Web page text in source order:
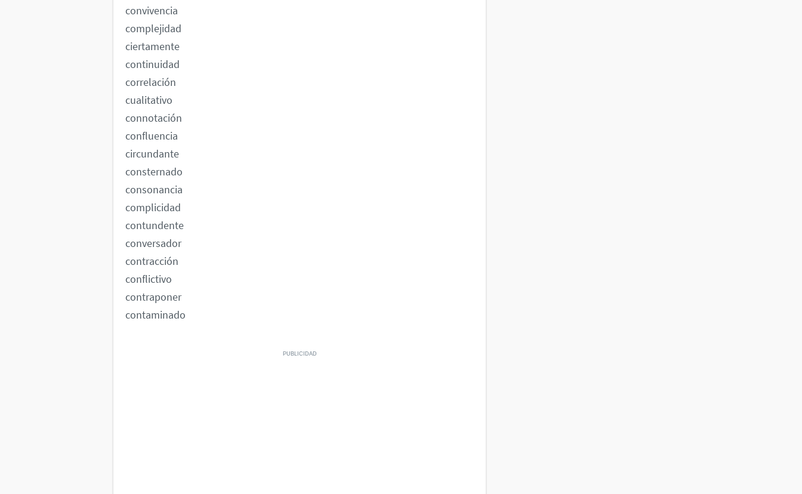
convivencia
complejidad
ciertamente
continuidad
correlación
cualitativo
connotación
confluencia
circundante
consternado
consonancia
complicidad
contundente
conversador
contracción
conflictivo
contraponer
contaminado